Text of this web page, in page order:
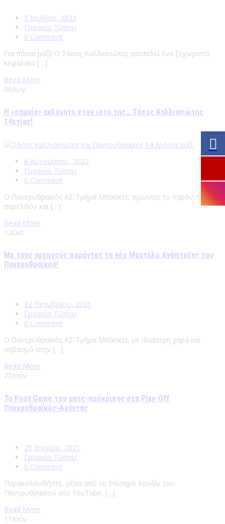
5 Ιουλίου, 2023
Γραφείο Τύπου
0 Comment
Για πάντα μαζί! Ο Τάσος Καλλιανιώτης αποτελεί ένα ξεχωριστό
κεφάλαιο […]
Read More
06Αυγ
Η «σημαία» ακλόνητη στον ιστό της… Τάσος Καλλιανιώτης
14ετίας!
6 Αυγούστου, 2022
Γραφείο Τύπου
0 Comment
Ο Πανερυθραϊκός ΑΣ-Τμήμα Μπάσκετ, τιμώντας το παρόν, το
παρελθόν και […]
Read More
12Οκτ
Με τους αρχηγούς παρόντες το νέο Μοντέλο Ανάπτυξης του
Πανερυθραϊκού!
12 Οκτωβρίου, 2021
Γραφείο Τύπου
0 Comment
Ο Πανερυθραϊκός ΑΣ-Τμήμα Μπάσκετ, με ιδιαίτερη χαρά και
σεβασμό στην […]
Read More
25Ιούν
Το Post Game του ματς-πρόκρισης στα Play-Off
Πανερυθραϊκός-Αμύντας
25 Ιουνίου, 2021
Γραφείο Τύπου
0 Comment
Παρακολουθήστε, μέσα από το Επίσημο Κανάλι του
Πανερυθραϊκού στο YouTube, […]
Read More
11 Ιούν